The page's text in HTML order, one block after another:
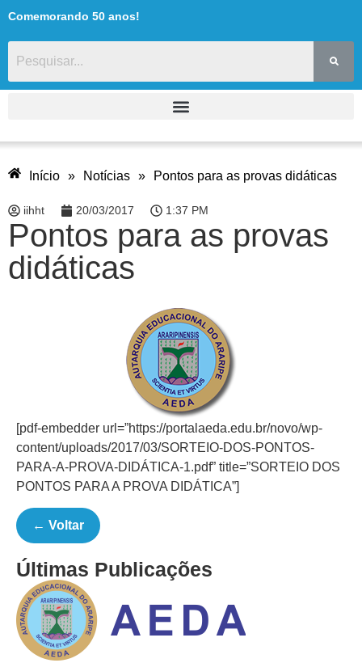
Comemorando 50 anos!
Início » Notícias » Pontos para as provas didáticas
iihht 20/03/2017 1:37 PM
Pontos para as provas
didáticas
[pdf-embedder url=”https://portalaeda.edu.br/novo/wp-
content/uploads/2017/03/SORTEIO-DOS-PONTOS-
PARA-A-PROVA-DIDÁTICA-1.pdf” title=”SORTEIO DOS
PONTOS PARA A PROVA DIDÁTICA”]
← Voltar
Últimas Publicações